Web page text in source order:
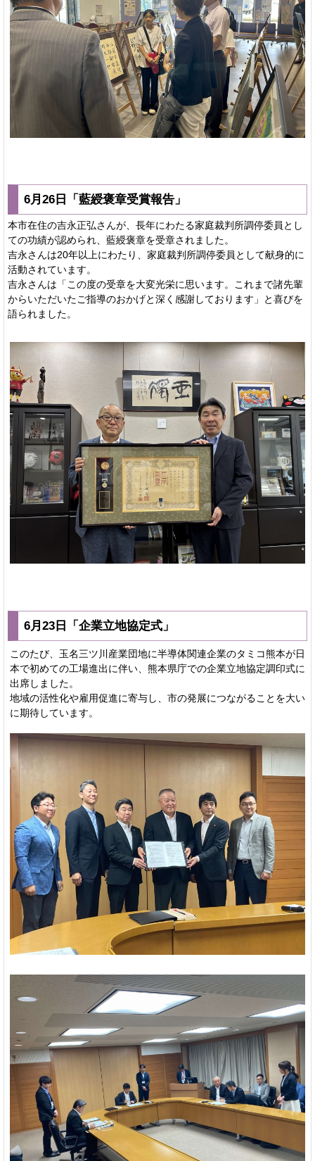
6月26日「藍綬褒章受賞報告」
本市在住の吉永正弘さんが、長年にわたる家庭裁判所調停委員とし
ての功績が認められ、藍綬褒章を受章されました。
吉永さんは20年以上にわたり、家庭裁判所調停委員として献身的に
活動されています。
吉永さんは「この度の受章を大変光栄に思います。これまで諸先輩
からいただいたご指導のおかげと深く感謝しております」と喜びを
語られました。
6月23日「企業立地協定式」
このたび、玉名三ツ川産業団地に半導体関連企業のタミコ熊本が日
本で初めての工場進出に伴い、熊本県庁での企業立地協定調印式に
出席しました。
地域の活性化や雇用促進に寄与し、市の発展につながることを大い
に期待しています。